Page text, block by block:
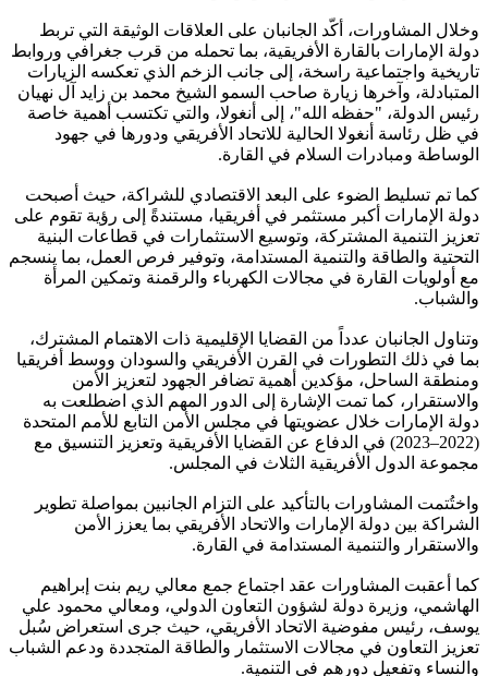
وخلال المشاورات، أكّد الجانبان على العلاقات الوثيقة التي تربط
دولة الإمارات بالقارة الأفريقية، بما تحمله من قرب جغرافي وروابط
تاريخية واجتماعية راسخة، إلى جانب الزخم الذي تعكسه الزيارات
المتبادلة، وآخرها زيارة صاحب السمو الشيخ محمد بن زايد آل نهيان
رئيس الدولة، "حفظه الله"، إلى أنغولا، والتي تكتسب أهمية خاصة
في ظل رئاسة أنغولا الحالية للاتحاد الأفريقي ودورها في جهود
الوساطة ومبادرات السلام في القارة.
كما تم تسليط الضوء على البعد الاقتصادي للشراكة، حيث أصبحت
دولة الإمارات أكبر مستثمر في أفريقيا، مستندةً إلى رؤية تقوم على
تعزيز التنمية المشتركة، وتوسيع الاستثمارات في قطاعات البنية
التحتية والطاقة والتنمية المستدامة، وتوفير فرص العمل، بما ينسجم
مع أولويات القارة في مجالات الكهرباء والرقمنة وتمكين المرأة
والشباب.
وتناول الجانبان عدداً من القضايا الإقليمية ذات الاهتمام المشترك،
بما في ذلك التطورات في القرن الأفريقي والسودان ووسط أفريقيا
ومنطقة الساحل، مؤكدين أهمية تضافر الجهود لتعزيز الأمن
والاستقرار، كما تمت الإشارة إلى الدور المهم الذي اضطلعت به
دولة الإمارات خلال عضويتها في مجلس الأمن التابع للأمم المتحدة
(2022–2023) في الدفاع عن القضايا الأفريقية وتعزيز التنسيق مع
مجموعة الدول الأفريقية الثلاث في المجلس.
واختُتمت المشاورات بالتأكيد على التزام الجانبين بمواصلة تطوير
الشراكة بين دولة الإمارات والاتحاد الأفريقي بما يعزز الأمن
والاستقرار والتنمية المستدامة في القارة.
كما أعقبت المشاورات عقد اجتماع جمع معالي ريم بنت إبراهيم
الهاشمي، وزيرة دولة لشؤون التعاون الدولي، ومعالي محمود علي
يوسف، رئيس مفوضية الاتحاد الأفريقي، حيث جرى استعراض سُبل
تعزيز التعاون في مجالات الاستثمار والطاقة المتجددة ودعم الشباب
والنساء وتفعيل دورهم في التنمية.